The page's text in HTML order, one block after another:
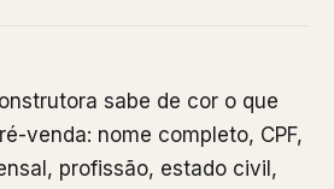
sabe de cor o que
venda: nome completo, CPF,
profissão, estado civil,